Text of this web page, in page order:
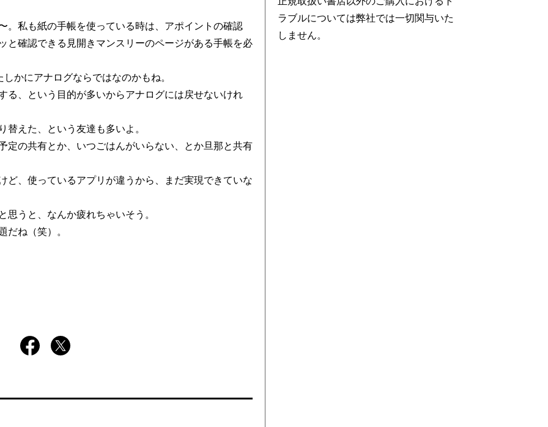
。私も紙の手帳を使っている時は、アポイントの確認
と確認できる見開きマンスリーのページがある手帳を必
かにアナログならではなのかもね。
る、という目的が多いからアナログには戻せないけれ
えた、という友達も多いよ。
定の共有とか、いつごはんがいらない、とか旦那と共有
ど、使っているアプリが違うから、まだ実現できていな
うと、なんか疲れちゃいそう。
だね（笑）。
ラブルについては弊社では一切関与いた
しません。